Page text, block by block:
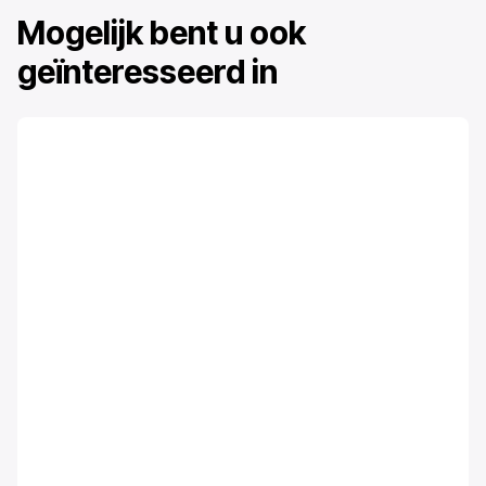
Mogelijk bent u ook
geïnteresseerd in